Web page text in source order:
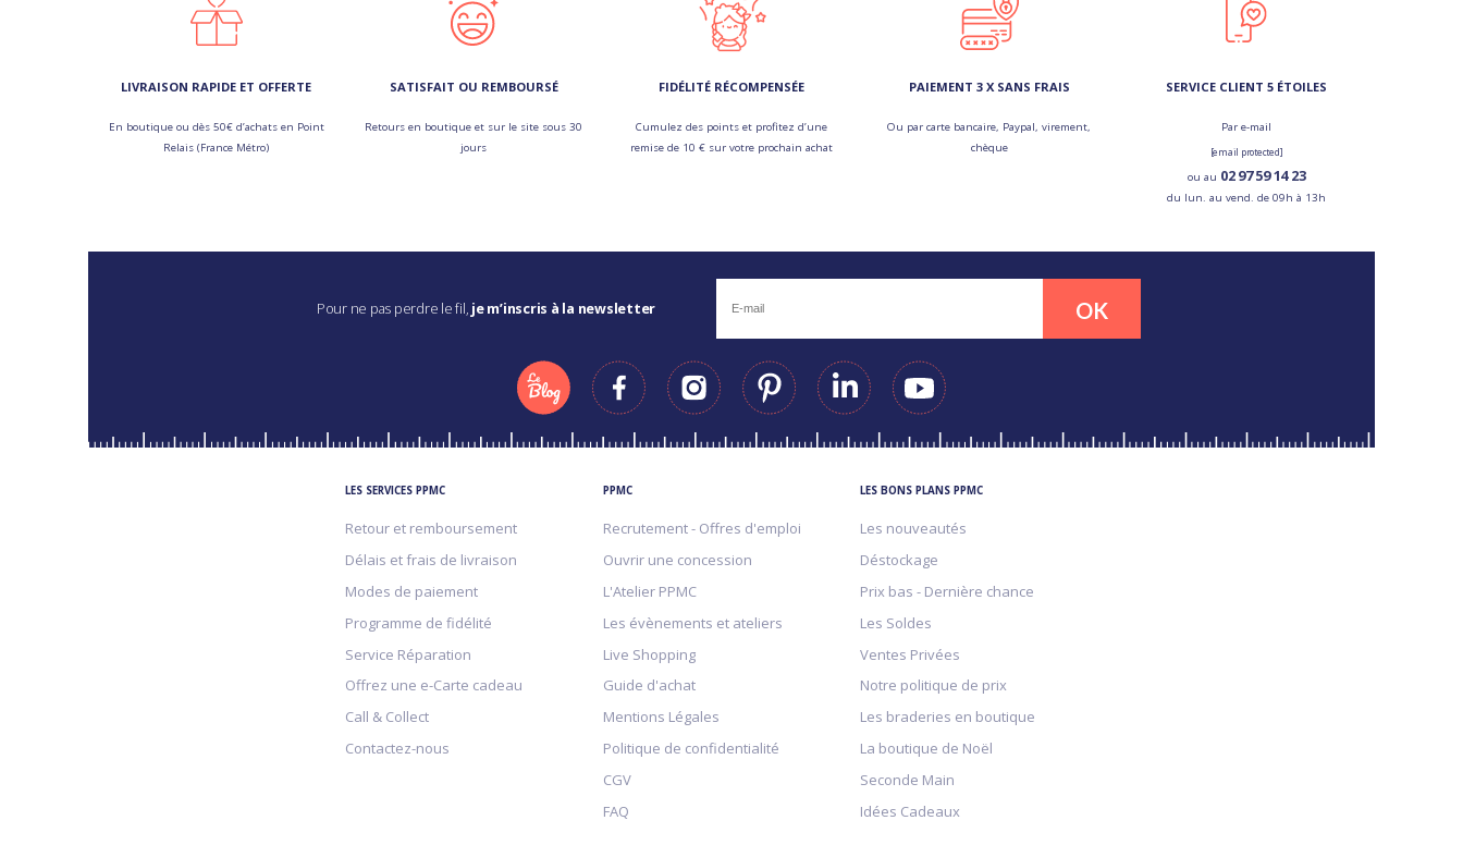
LIVRAISON RAPIDE ET OFFERTE
En boutique ou dès 50€ d’achats en Point
Relais (France Métro)
SATISFAIT OU REMBOURSÉ
Retours en boutique et sur le site sous 30
jours
FIDÉLITÉ RÉCOMPENSÉE
Cumulez des points et profitez d’une
remise de 10 € sur votre prochain achat
PAIEMENT 3 X SANS FRAIS
Ou par carte bancaire, Paypal, virement,
chèque
SERVICE CLIENT 5 ÉTOILES
Par e-mail
[email protected]
ou au 02 97 59 14 23
du lun. au vend. de 09h à 13h
Pour ne pas perdre le fil, je m’inscris à la newsletter OK
LES SERVICES PPMC
Retour et remboursement
Délais et frais de livraison
Modes de paiement
Programme de fidélité
Service Réparation
Offrez une e-Carte cadeau
Call & Collect
Contactez-nous
PPMC
Recrutement - Offres d'emploi
Ouvrir une concession
L'Atelier PPMC
Les évènements et ateliers
Live Shopping
Guide d'achat
Mentions Légales
Politique de confidentialité
CGV
FAQ
LES BONS PLANS PPMC
Les nouveautés
Déstockage
Prix bas - Dernière chance
Les Soldes
Ventes Privées
Notre politique de prix
Les braderies en boutique
La boutique de Noël
Seconde Main
Idées Cadeaux